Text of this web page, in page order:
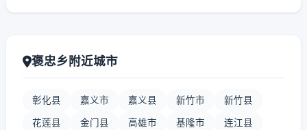
褒忠乡附近城市
彰化县 嘉义市 嘉义县 新竹市 新竹县
花莲县 金门县 高雄市 基隆市 连江县